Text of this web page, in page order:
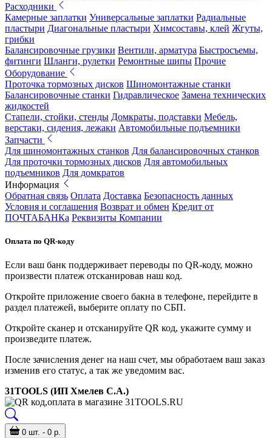
Расходники
Камерные заплатки Универсальные заплатки Радиальные
пластыри Диагональные пластыри Химсоставы, клей Жгуты,
грибки
Балансировочные грузики Вентили, арматура Быстросъемы,
фитинги Шланги, рулетки Ремонтные шипы Прочие
Оборудование
Проточка тормозных дисков Шиномонтажные станки
Балансировочные станки Гидравлическое Замена технических
жидкостей
Стапели, стойки, стенды Домкраты, подставки Мебель,
верстаки, сидения, лежаки Автомобильные подъемники
Запчасти
Для шиномонтажных станков Для балансировочных станков
Для проточки тормозных дисков Для автомобильных
подъемников Для домкратов
Информация
Обратная связь Оплата Доставка Безопасность данных
Условия и соглашения Возврат и обмен Кредит от
ПОЧТАБАНКа Реквизиты Компании
Оплата по QR-коду
Если ваш банк поддерживает переводы по QR-коду, можно
произвести платеж отсканировав наш код.
Откройте приложение своего бакна в телефоне, перейдите в
раздел платежей, выберите оплату по СБП.
Откройте сканер и отсканируйте QR код, укажите сумму и
произведите платеж.
После зачисления денег на наш счет, мы обработаем ваш заказ
изменив его статус, а так же уведомим вас.
31TOOLS (ИП Хмелев С.А.)
0 шт. - 0 р.